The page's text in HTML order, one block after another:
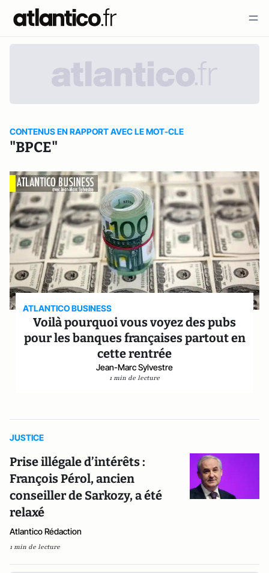
CONTENUS EN RAPPORT AVEC LE MOT-CLE
"BPCE"
ATLANTICO BUSINESS
Voilà pourquoi vous voyez des pubs
pour les banques françaises partout en
cette rentrée
Jean-Marc Sylvestre
1 min de lecture
JUSTICE
Prise illégale d’intérêts :
François Pérol, ancien
conseiller de Sarkozy, a été
relaxé
Atlantico Rédaction
1 min de lecture